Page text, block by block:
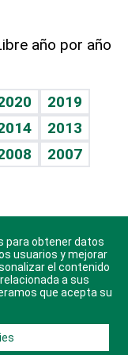
año por año
2019
2013
2007
Android, iOS y
reservados.
para obtener datos
usuarios y mejorar
el contenido
a sus
que acepta su